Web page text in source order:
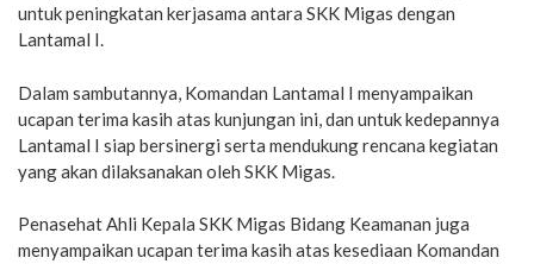
untuk peningkatan kerjasama antara SKK Migas dengan
Lantamal I.
Dalam sambutannya, Komandan Lantamal I menyampaikan
ucapan terima kasih atas kunjungan ini, dan untuk kedepannya
Lantamal I siap bersinergi serta mendukung rencana kegiatan
yang akan dilaksanakan oleh SKK Migas.
Penasehat Ahli Kepala SKK Migas Bidang Keamanan juga
menyampaikan ucapan terima kasih atas kesediaan Komandan